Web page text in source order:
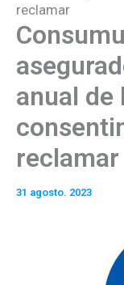
reclamar
anual de
reclamar
31 agosto. 2023